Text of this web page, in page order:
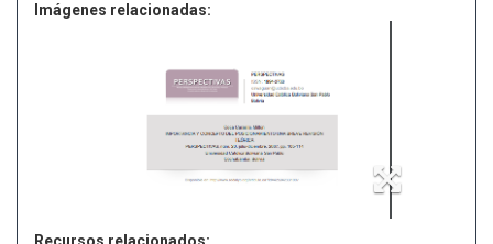
Imágenes relacionadas: